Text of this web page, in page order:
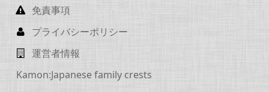
免責事項
プライバシーポリシー
運営者情報
Kamon:Japanese family crests